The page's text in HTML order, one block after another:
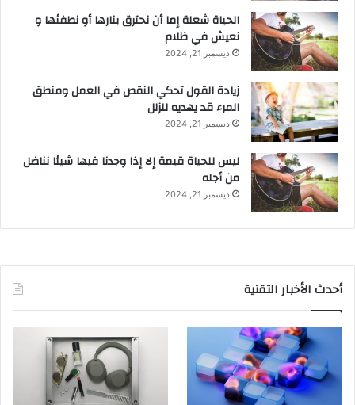
الحياة شعلة إما أن نحترق بنارها أو نطفئها و
نعيش في ظلام
ديسمبر 21, 2024
زيادة القول تحكي النقص في العمل ومنطق
المرء قد يهديه للزلل
ديسمبر 21, 2024
ليس للحياة قيمة إلا إذا وجدنا فيها شيئا نناضل
من أجله
ديسمبر 21, 2024
أحدث الأخبار التقنية